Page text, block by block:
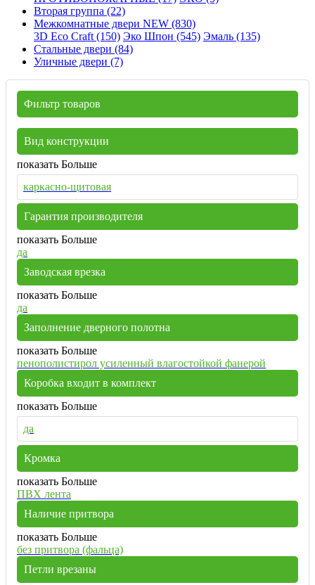
Вторая группа (22)
Межкомнатные двери NEW (830)
3D Eco Craft (150) Эко Шпон (545) Эмаль (135)
Стальные двери (84)
Уличные двери (7)
Фильтр товаров
Вид конструкции
показать Больше
каркасно-щитовая
Гарантия производителя
показать Больше
да
Заводская врезка
показать Больше
да
Заполнение дверного полотна
показать Больше
пенополистирол усиленный влагостойкой фанерой
Коробка входит в комплект
показать Больше
да
Кромка
показать Больше
ПВХ лента
Наличие притвора
показать Больше
без притвора (фальца)
Петли врезаны